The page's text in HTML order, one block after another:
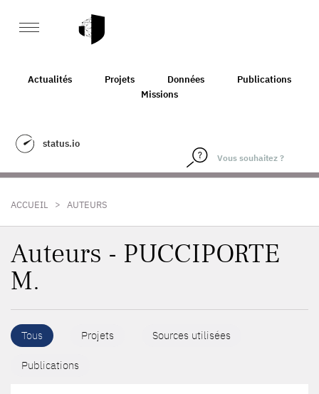
Actualités Projets Données
Publications
Missions
status.io
ACCUEIL > AUTEURS
Auteurs - PUCCIPORTE
M.
Tous Projets Sources utilisées
Publications